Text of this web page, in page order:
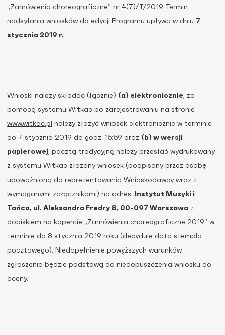
„Zamówienia choreograficzne” nr 4(7)/T/2019. Termin
nadsyłania wniosków do edycji Programu upływa w dniu 7
stycznia 2019 r.
Wnioski należy składać (łącznie) (a) elektronicznie; za
pomocą systemu Witkac po zarejestrowaniu na stronie
www.witkac.pl należy złożyć wniosek elektronicznie w terminie
do 7 stycznia 2019 do godz. 15:59 oraz (b) w wersji
papierowej; pocztą tradycyjną należy przesłać wydrukowany
z systemu Witkac złożony wniosek (podpisany przez osobę
upoważnioną do reprezentowania Wnioskodawcy wraz z
wymaganymi załącznikami) na adres:
Instytut Muzyki i
Tańca, ul. Aleksandra Fredry 8, 00-097 Warszawa z
dopiskiem na kopercie „Zamówienia choreograficzne 2019” w
terminie do 8 stycznia 2019 roku (decyduje data stempla
pocztowego). Niedopełnienie powyższych warunków
zgłoszenia będzie podstawą do niedopuszczenia wniosku do
oceny.